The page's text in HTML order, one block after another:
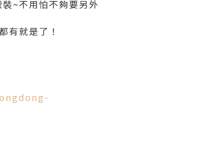
~不用怕不夠要另外
有就是了！